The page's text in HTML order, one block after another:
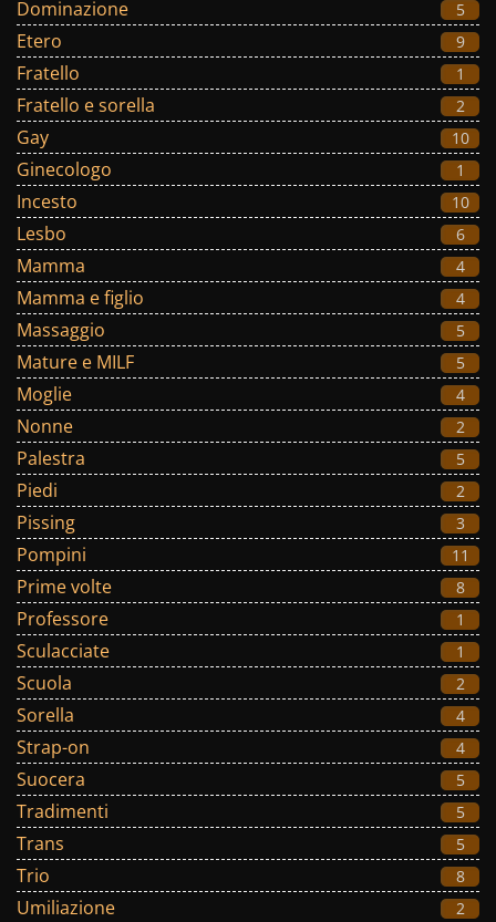
Dominazione 5
Etero 9
Fratello 1
Fratello e sorella 2
Gay 10
Ginecologo 1
Incesto 10
Lesbo 6
Mamma 4
Mamma e figlio 4
Massaggio 5
Mature e MILF 5
Moglie 4
Nonne 2
Palestra 5
Piedi 2
Pissing 3
Pompini 11
Prime volte 8
Professore 1
Sculacciate 1
Scuola 2
Sorella 4
Strap-on 4
Suocera 5
Tradimenti 5
Trans 5
Trio 8
Umiliazione 2